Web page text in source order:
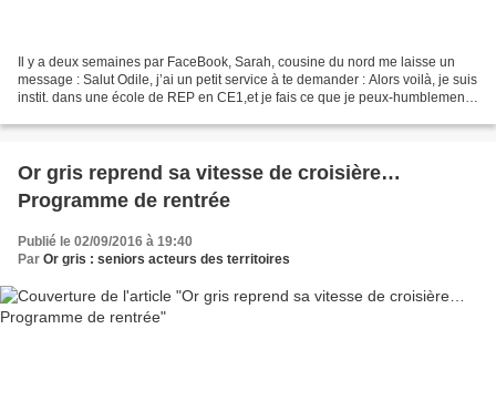
Il y a deux semaines par FaceBook, Sarah, cousine du nord me laisse un
message : Salut Odile, j’ai un petit service à te demander : Alors voilà, je suis
instit. dans une école de REP en CE1,et je fais ce que je peux-humblement-
Or gris reprend sa vitesse de croisière…
Programme de rentrée
Publié le 02/09/2016 à 19:40
Par Or gris : seniors acteurs des territoires